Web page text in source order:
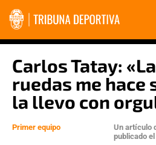
Carlos Tatay:
ruedas me hace
la llevo con
Primer equipo Un artículo
publicado el